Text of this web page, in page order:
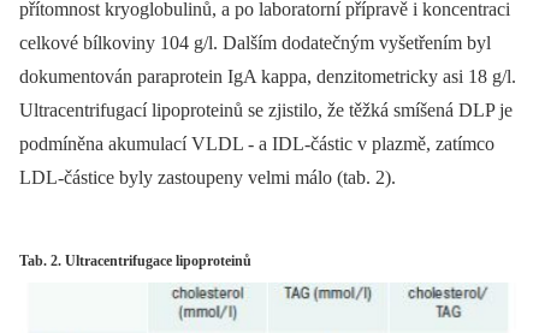
přítomnost kryoglobulinů, a po laboratorní přípravě i koncentraci
celkové bílkoviny 104 g/l. Dalším dodatečným vyšetřením byl
dokumentován paraprotein IgA kappa, denzitometricky asi 18 g/l.
Ultracentrifugací lipoproteinů se zjistilo, že těžká smíšená DLP je
podmíněna akumulací VLDL -⁠ a IDL-částic v plazmě, zatímco
LDL-částice byly zastoupeny velmi málo (tab. 2).
Tab. 2. Ultracentrifugace lipoproteinů